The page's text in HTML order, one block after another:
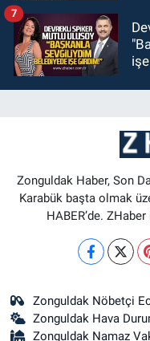
7
Zonguldak Haber, Son
Karabük başta olmak
HABER’de. ZHaber
Zonguldak Nöbetçi
Zonguldak Hava
Zonguldak Namaz